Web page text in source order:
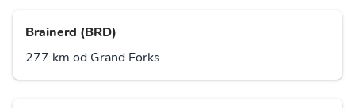
Brainerd (BRD)
277 km od Grand Forks